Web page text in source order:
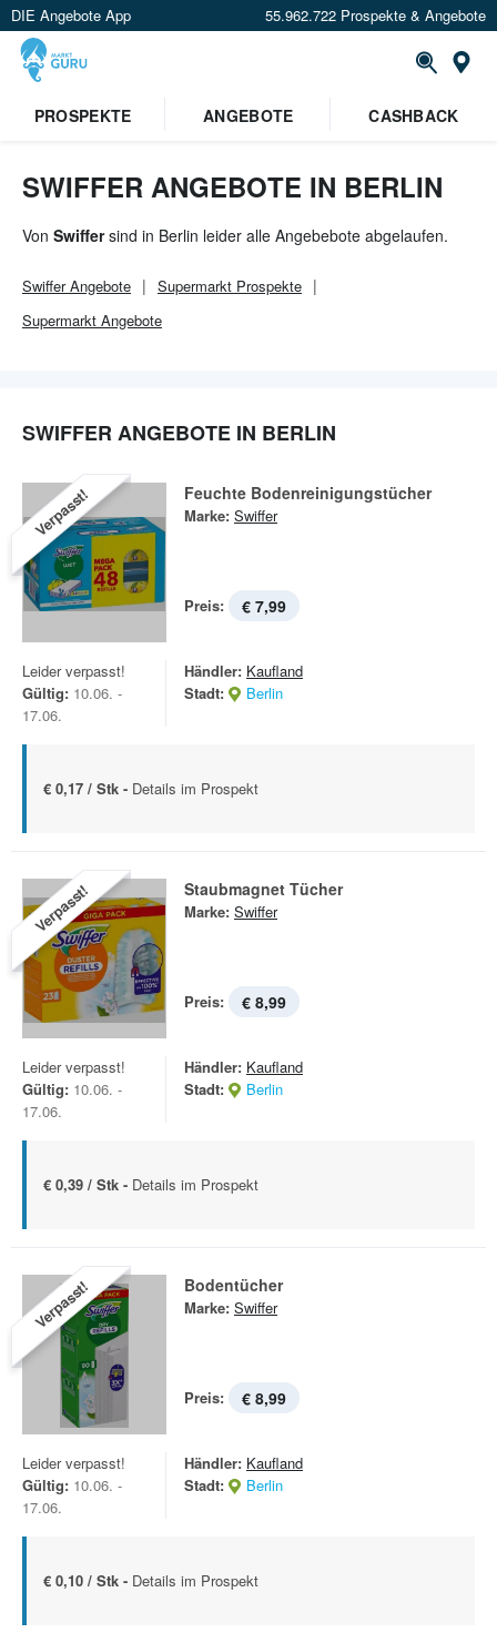
DIE Angebote App 55.962.722 Prospekte & Angebote
PROSPEKTE ANGEBOTE CASHBACK
SWIFFER ANGEBOTE IN BERLIN
Von Swiffersind in Berlin leider alle Angebebote abgelaufen.
SwifferAngebote Supermarkt Prospekte
Supermarkt Angebote
SWIFFER ANGEBOTE IN BERLIN
Verpasst! Feuchte Bodenreinigungstücher
Marke: Swiffer
Preis: € 7,99
Leider verpasst!
Gültig: 10.06. -
17.06.
Händler: Kaufland
Stadt:
Berlin
€ 0,17 / Stk - Details im Prospekt
Verpasst! Staubmagnet Tücher
Marke: Swiffer
Preis: € 8,99
Leider verpasst!
Gültig: 10.06. -
17.06.
Händler: Kaufland
Stadt:
Berlin
€ 0,39 / Stk - Details im Prospekt
Verpasst! Bodentücher
Marke: Swiffer
Preis: € 8,99
Leider verpasst!
Gültig: 10.06. -
17.06.
Händler: Kaufland
Stadt:
Berlin
€ 0,10 / Stk - Details im Prospekt